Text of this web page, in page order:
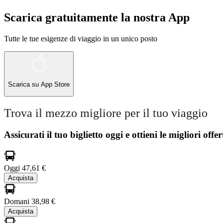
Scarica gratuitamente la nostra App
Tutte le tue esigenze di viaggio in un unico posto
Scarica su App Store
Trova il mezzo migliore per il tuo viaggio
Assicurati il ​​tuo biglietto oggi e ottieni le migliori
Oggi 47,61 €
Acquista
Domani 38,98 €
Acquista